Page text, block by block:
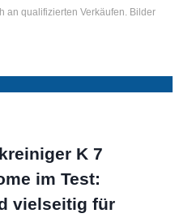
an qualifizierten Verkäufen. Bilder
K 7
im Test:
vielseitig für